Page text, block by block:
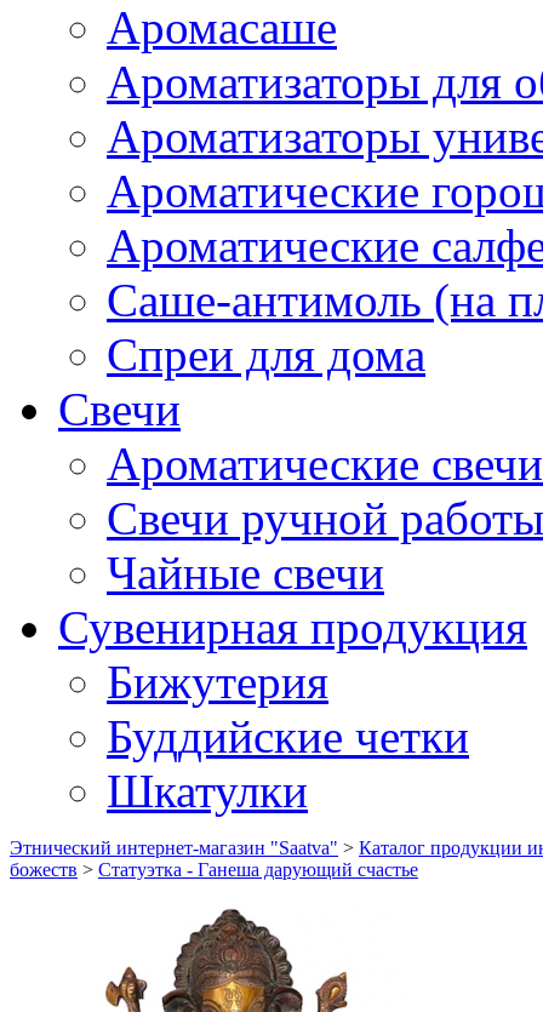
Аромасаше
Ароматизаторы для
Ароматизаторы
Ароматические
Ароматические
Саше-антимоль (на
Спреи для дома
Свечи
Ароматические свечи
Свечи ручной работы
Чайные свечи
Сувенирная продукция
Бижутерия
Буддийские четки
Шкатулки
Этнический интернет-магазин "Saatva" > Каталог продукции
божеств > Статуэтка - Ганеша дарующий счастье